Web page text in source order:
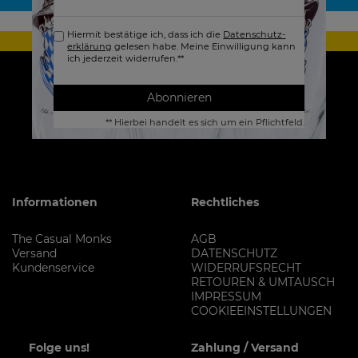
Honig
Hiermit bestätige ich, dass ich die Daten­schutz­
erklärung gelesen habe. Meine Einwilligung kann
ich jederzeit widerrufen.**
Abonnieren
** Hierbei handelt es sich um ein Pflichtfeld.
Informationen
The Casual Monks
Versand
Kundenservice
Rechtliches
AGB
DATENSCHUTZ
WIDERRUFSRECHT
RETOUREN & UMTAUSCH
IMPRESSUM
COOKIEEINSTELLUNGEN
Folge uns! Zahlung / Versand